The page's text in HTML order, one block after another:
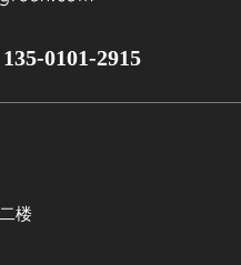
135-0101-2915
楼